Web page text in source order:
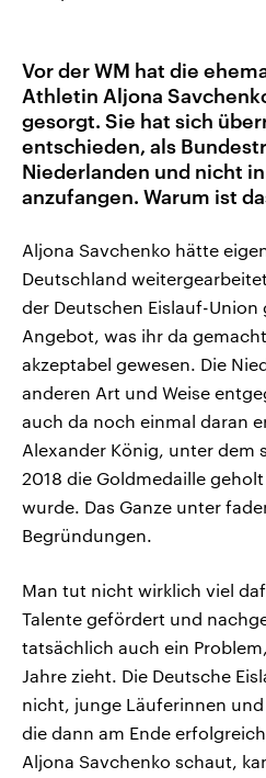
Vor der WM hat die
Athletin Aljona
gesorgt. Sie hat sich
entschieden, als
Niederlanden und nicht
anzufangen. Warum ist
Aljona Savchenko hätte
Deutschland
der Deutschen Eislauf-
Angebot, was ihr da
akzeptabel gewesen. Die
anderen Art und Weise
auch da noch einmal daran
Alexander König, unter dem
2018 die Goldmedaille
wurde. Das Ganze unter
Begründungen.
Man tut nicht wirklich viel
Talente gefördert und
tatsächlich auch ein
Jahre zieht. Die Deutsche
nicht, junge Läuferinnen
die dann am Ende
Aljona Savchenko schaut,